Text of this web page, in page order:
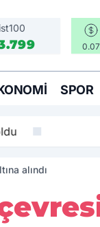
0.07
SPOR
alındı